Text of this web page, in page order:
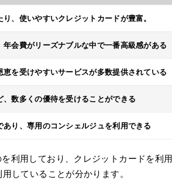
、使いやすいクレジットカードが豊富。
会費がリーズナブルな中で一番高級感がある
を受けやすいサービスが多数提供されている
、数多くの優待を受けることができる
り、専用のコンシェルジュを利用できる
利用しており、クレジットカードを利用
していることが分かります。